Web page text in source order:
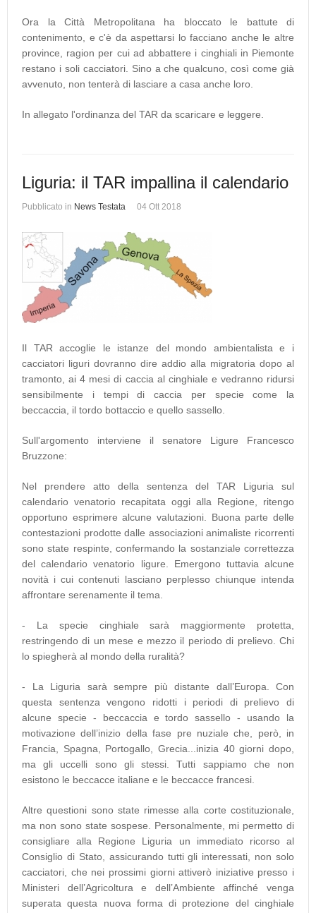
Ora la Città Metropolitana ha bloccato le battute di
contenimento, e c'è da aspettarsi lo facciano anche le altre
province, ragion per cui ad abbattere i cinghiali in Piemonte
restano i soli cacciatori. Sino a che qualcuno, così come già
avvenuto, non tenterà di lasciare a casa anche loro.
In allegato l'ordinanza del TAR da scaricare e leggere.
Liguria: il TAR impallina il calendario
Pubblicato in News Testata 04 Ott 2018
Il TAR accoglie le istanze del mondo ambientalista e i
cacciatori liguri dovranno dire addio alla migratoria dopo al
tramonto, ai 4 mesi di caccia al cinghiale e vedranno ridursi
sensibilmente i tempi di caccia per specie come la
beccaccia, il tordo bottaccio e quello sassello.
Sull'argomento interviene il senatore Ligure Francesco
Bruzzone:
Nel prendere atto della sentenza del TAR Liguria sul
calendario venatorio recapitata oggi alla Regione, ritengo
opportuno esprimere alcune valutazioni. Buona parte delle
contestazioni prodotte dalle associazioni animaliste ricorrenti
sono state respinte, confermando la sostanziale correttezza
del calendario venatorio ligure. Emergono tuttavia alcune
novità i cui contenuti lasciano perplesso chiunque intenda
affrontare serenamente il tema.
- La specie cinghiale sarà maggiormente protetta,
restringendo di un mese e mezzo il periodo di prelievo. Chi
lo spiegherà al mondo della ruralità?
- La Liguria sarà sempre più distante dall’Europa. Con
questa sentenza vengono ridotti i periodi di prelievo di
alcune specie - beccaccia e tordo sassello - usando la
motivazione dell’inizio della fase pre nuziale che, però, in
Francia, Spagna, Portogallo, Grecia...inizia 40 giorni dopo,
ma gli uccelli sono gli stessi. Tutti sappiamo che non
esistono le beccacce italiane e le beccacce francesi.
Altre questioni sono state rimesse alla corte costituzionale,
ma non sono state sospese. Personalmente, mi permetto di
consigliare alla Regione Liguria un immediato ricorso al
Consiglio di Stato, assicurando tutti gli interessati, non solo
cacciatori, che nei prossimi giorni attiverò iniziative presso i
Ministeri dell’Agricoltura e dell’Ambiente affinché venga
superata questa nuova forma di protezione del cinghiale